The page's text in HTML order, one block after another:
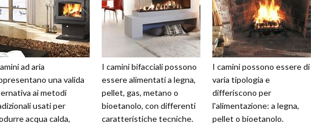
ad aria
una valida
ai metodi
usati per
acqua calda,
I camini bifacciali possono
essere alimentati a legna,
pellet, gas, metano o
bioetanolo, con differenti
caratteristiche tecniche.
I camini possono essere di
varia tipologia e
differiscono per
l'alimentazione: a legna,
pellet o bioetanolo.